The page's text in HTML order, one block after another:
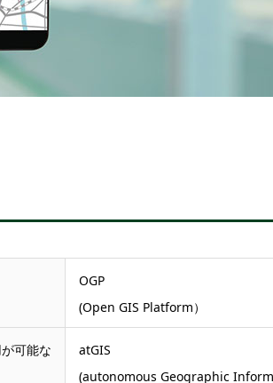
OGP
(Open GIS Platform）
可能な
atGIS
(autonomous Geographic